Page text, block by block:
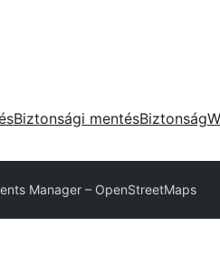
Biztonsági mentésBiztonság
Manager – OpenStreetMaps